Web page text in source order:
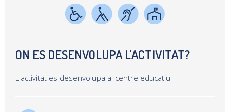
ON ES DESENVOLUPA L'ACTIVITAT?
L'activitat es desenvolupa al centre educatiu